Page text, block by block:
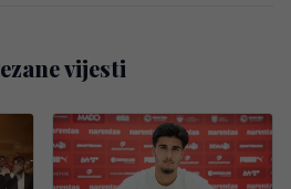
vijesti